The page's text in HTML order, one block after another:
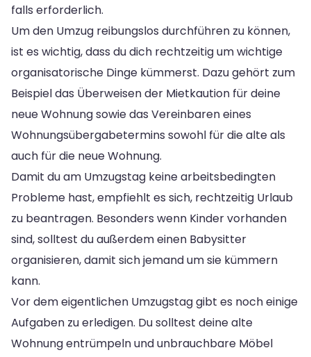
falls erforderlich.
Um den Umzug reibungslos durchführen zu können,
ist es wichtig, dass du dich rechtzeitig um wichtige
organisatorische Dinge kümmerst. Dazu gehört zum
Beispiel das Überweisen der Mietkaution für deine
neue Wohnung sowie das Vereinbaren eines
Wohnungsübergabetermins sowohl für die alte als
auch für die neue Wohnung.
Damit du am Umzugstag keine arbeitsbedingten
Probleme hast, empfiehlt es sich, rechtzeitig Urlaub
zu beantragen. Besonders wenn Kinder vorhanden
sind, solltest du außerdem einen Babysitter
organisieren, damit sich jemand um sie kümmern
kann.
Vor dem eigentlichen Umzugstag gibt es noch einige
Aufgaben zu erledigen. Du solltest deine alte
Wohnung entrümpeln und unbrauchbare Möbel